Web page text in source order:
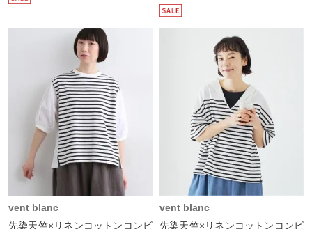
vent blanc
先染天竺×リネンコットンコンビ
vent blanc
先染天竺×リネンコットンコンビ